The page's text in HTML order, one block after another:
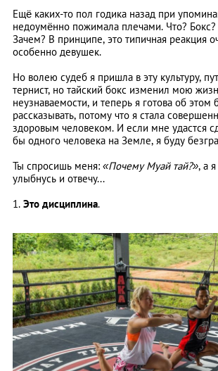
Ещё каких-то пол годика назад при
недоумённо пожимала плечами. Что? Бокс?
Зачем? В принципе, это типичная реакция
особенно девушек.
Но волею судеб я пришла в эту культуру,
тернист, но тайский бокс изменил мою
неузнаваемости, и теперь я готова об этом
рассказывать, потому что я стала
здоровым человеком. И если мне удастся
бы одного человека на Земле, я буду
Ты спросишь меня: «Почему Муай тай?», а
улыбнусь и отвечу...
1. Это дисциплина.